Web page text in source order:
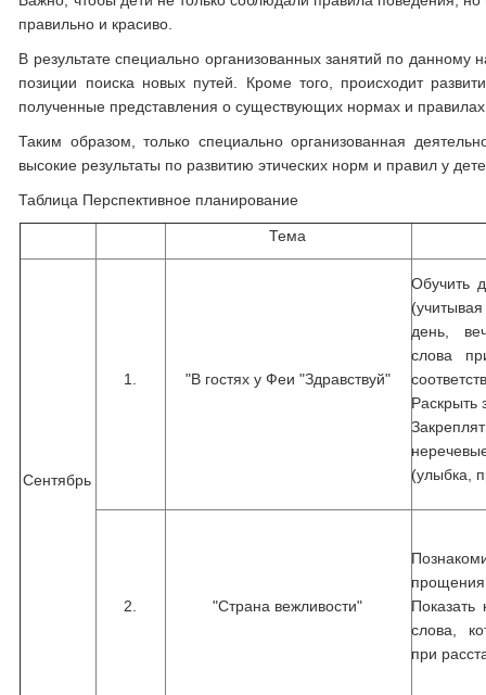
правильно и красиво.
В результате специально организованных занятий по данному
позиции поиска новых путей. Кроме того, происходит
полученные представления о существующих нормах и
Таким образом, только специально организованная
высокие результаты по развитию этических норм и правил у
Таблица Перспективное планирование
Тема
Сентябрь
1. "В гостях у Феи "Здравствуй"
Обучить
день,
слова
Раскрыть
(улыбка,
2. "Страна вежливости"
Показать
слова,
при